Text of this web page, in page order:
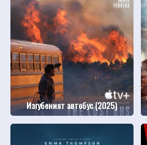
Изгубеният автобус (2025)